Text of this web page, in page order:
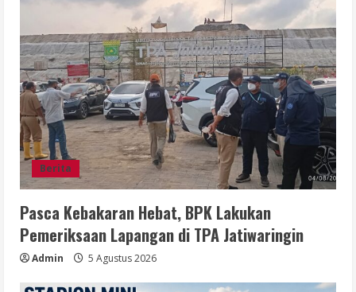
Berita
Pasca Kebakaran Hebat, BPK Lakukan
Pemeriksaan Lapangan di TPA Jatiwaringin
Admin 5 Agustus 2026